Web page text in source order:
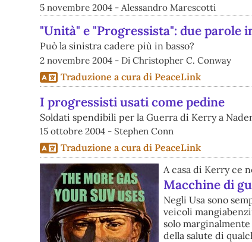
5 novembre 2004 - Alessandro Marescotti
"Unità" e "Progressista": due parole
Può la sinistra cadere più in basso?
2 novembre 2004 - Di Christopher C. Conway
Traduzione a cura di PeaceLink
I progressisti usati come pedine
Soldati spendibili per la Guerra di Kerry a
15 ottobre 2004 - Stephen Conn
Traduzione a cura di PeaceLink
A casa di Kerry ce
Macchine di
Negli Usa sono
veicoli
solo
della salute di